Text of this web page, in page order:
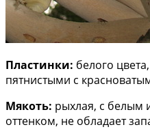
Пластинки: белого
пятнистыми с
Мякоть: рыхлая, с белым
оттенком, не обладает